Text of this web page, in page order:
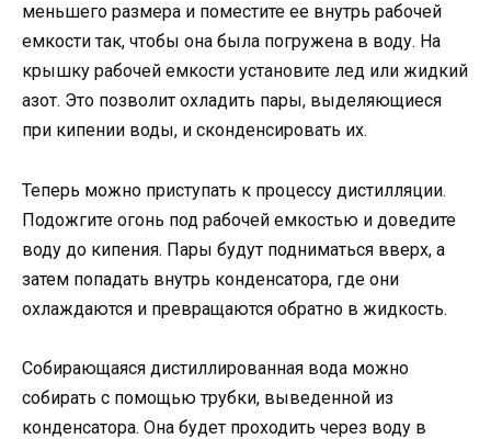
меньшего размера и поместите ее внутрь рабочей
емкости так, чтобы она была погружена в воду. На
крышку рабочей емкости установите лед или жидкий
азот. Это позволит охладить пары, выделяющиеся
при кипении воды, и сконденсировать их.
Теперь можно приступать к процессу дистилляции.
Подожгите огонь под рабочей емкостью и доведите
воду до кипения. Пары будут подниматься вверх, а
затем попадать внутрь конденсатора, где они
охлаждаются и превращаются обратно в жидкость.
Собирающаяся дистиллированная вода можно
собирать с помощью трубки, выведенной из
конденсатора. Она будет проходить через воду в